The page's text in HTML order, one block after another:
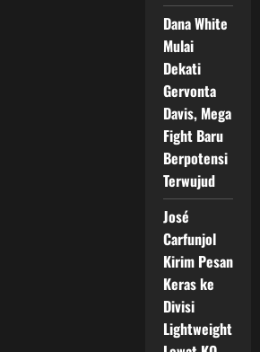
Dana White
Mulai
Dekati
Gervonta
Davis, Mega
Fight Baru
Berpotensi
Terwujud
José
Carfunjol
Kirim Pesan
Keras ke
Divisi
Lightweight